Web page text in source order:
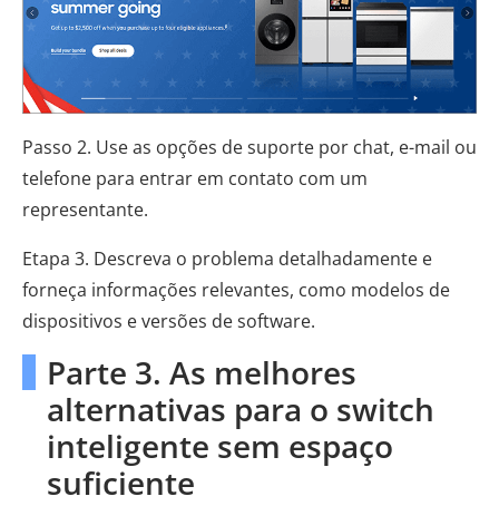
Passo 2. Use as opções de suporte por chat, e-mail ou
telefone para entrar em contato com um
representante.
Etapa 3. Descreva o problema detalhadamente e
forneça informações relevantes, como modelos de
dispositivos e versões de software.
Parte 3. As melhores
alternativas para o switch
inteligente sem espaço
suficiente